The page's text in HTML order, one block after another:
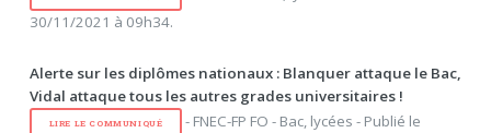
30/11/2021 à 09h34.
Alerte sur les diplômes nationaux : Blanquer attaque le Bac,
Vidal attaque tous les autres grades universitaires !
LIRE LE COMMUNIQUÉ
- FNEC-FP FO - Bac, lycées - Publié le